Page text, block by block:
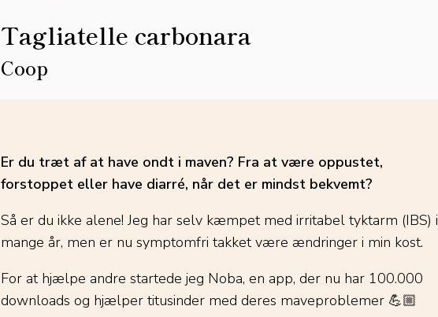
Tagliatelle carbonara
Coop
Er du træt af at have ondt i maven? Fra at være oppustet,
forstoppet eller have diarré, når det er mindst bekvemt?
Så er du ikke alene! Jeg har selv kæmpet med irritabel tyktarm (IBS) i
mange år, men er nu symptomfri takket være ændringer i min kost.
For at hjælpe andre startede jeg Noba, en app, der nu har 100.000
downloads og hjælper titusinder med deres maveproblemer 💪🏼